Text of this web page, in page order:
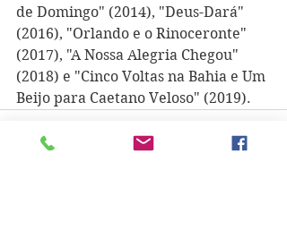
de Domingo" (2014), "Deus-Dará"
(2016), "Orlando e o Rinoceronte"
(2017), "A Nossa Alegria Chegou"
(2018) e "Cinco Voltas na Bahia e Um
Beijo para Caetano Veloso" (2019).